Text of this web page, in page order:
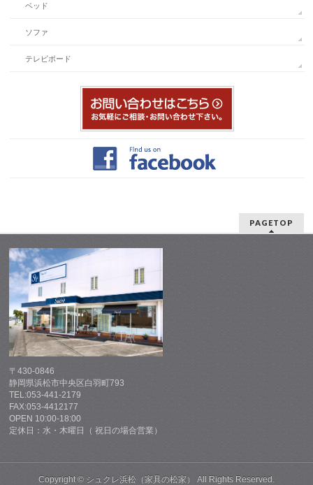
ベッド
ソファ
テレビボード
PAGETOP
〒430-0846
静岡県浜松市中央区白羽町793
TEL:053-441-2179
FAX:053-4412177
OPEN 10:00-18:00
定休日：水・木曜日（ 祝日の場合営業）
Copyright © シュクレ浜松（家具の松家） All Rights Reserved.